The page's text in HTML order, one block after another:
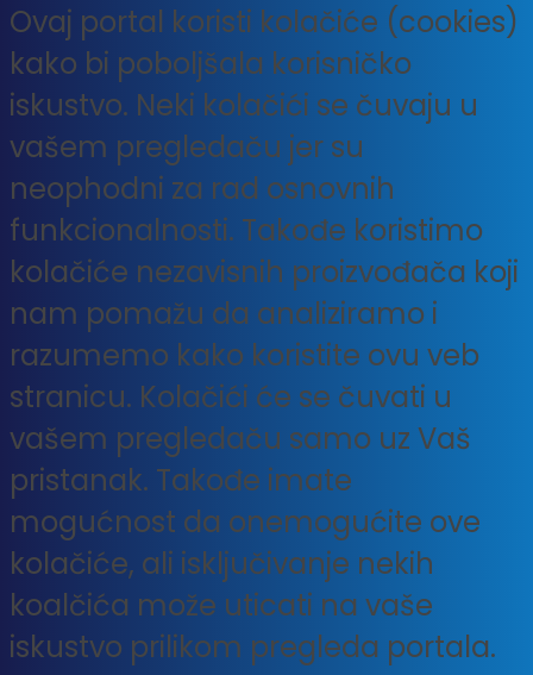
Ovaj portal koristi kolačiće (cookies)
kako bi poboljšala korisničko
iskustvo. Neki kolačići se čuvaju u
vašem pregledaču jer su
neophodni za rad osnovnih
funkcionalnosti. Takođe koristimo
kolačiće nezavisnih proizvođača koji
nam pomažu da analiziramo i
razumemo kako koristite ovu veb
stranicu. Kolačići će se čuvati u
vašem pregledaču samo uz Vaš
pristanak. Takođe imate
mogućnost da onemogućite ove
kolačiće, ali isključivanje nekih
koalčića može uticati na vaše
iskustvo prilikom pregleda portala.